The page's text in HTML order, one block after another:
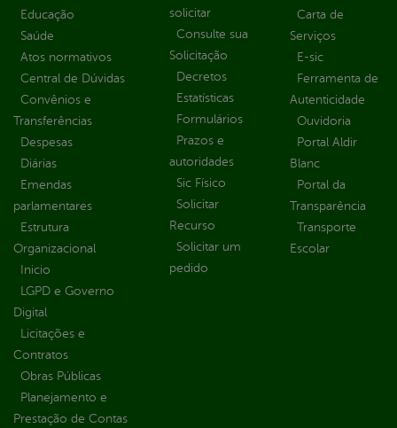
Educação
Saúde
Atos normativos
Central de Dúvidas
Convênios e
Transferências
Despesas
Diárias
Emendas
parlamentares
Estrutura
Organizacional
Inicio
LGPD e Governo
Digital
Licitações e
Contratos
Obras Públicas
Planejamento e
Prestação de Contas
solicitar
Consulte sua
Solicitação
Decretos
Estatísticas
Formulários
Prazos e
autoridades
Sic Físico
Solicitar
Recurso
Solicitar um
pedido
Carta de
Serviços
E-sic
Ferramenta de
Autenticidade
Ouvidoria
Portal Aldir
Blanc
Portal da
Transparência
Transporte
Escolar